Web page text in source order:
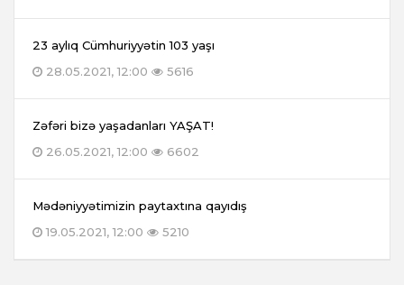
23 aylıq Cümhuriyyətin 103 yaşı
28.05.2021, 12:00
5616
Zəfəri bizə yaşadanları YAŞAT!
26.05.2021, 12:00
6602
Mədəniyyətimizin paytaxtına qayıdış
19.05.2021, 12:00
5210